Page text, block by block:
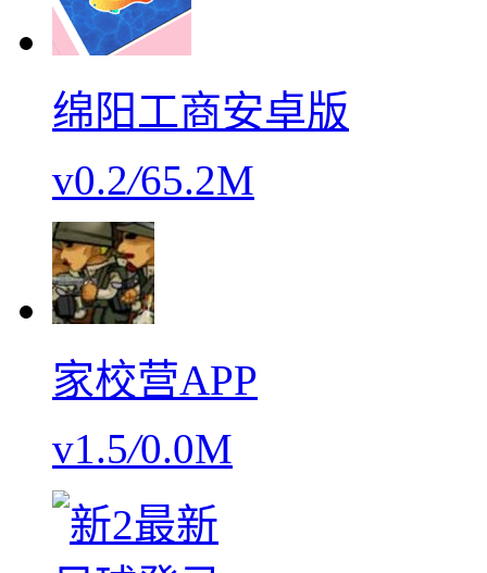
绵阳工商安卓版
v0.2/65.2M
家校营APP
v1.5/0.0M